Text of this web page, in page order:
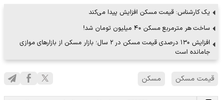
یک کارشناس: قیمت مسکن افزایش پیدا می‌کند
ساخت هر مترمربع مسکن ۴۰ میلیون تومان شد!
افزایش ۱۳۰ درصدی قیمت مسکن در ۲ سال؛ بازار مسکن از بازارهای موازی
جامانده است
قیمت مسکن مسکن